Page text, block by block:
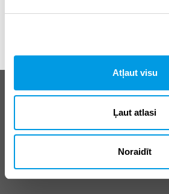
Atļaut visu
Ļaut atlasi
Noraidīt
Biežāk uzdotie jautājumi
E-klases lietošanas noteikumi